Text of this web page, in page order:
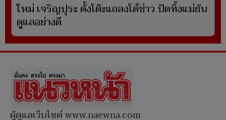
ใหม่ เจริญปุระ ตั้งโต๊ะแถลงโต้ข่าว ปัดทิ้งแม่ยัน
ดูแลอย่างดี
ผู้ดูแลเว็บไซต์ www.naewna.com